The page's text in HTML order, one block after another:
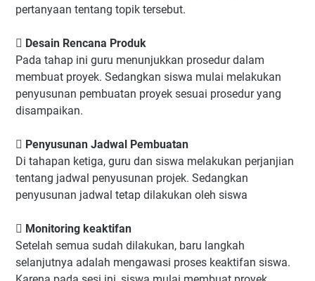
pertanyaan tentang topik tersebut.
 Desain Rencana Produk
Pada tahap ini guru menunjukkan prosedur dalam
membuat proyek. Sedangkan siswa mulai melakukan
penyusunan pembuatan proyek sesuai prosedur yang
disampaikan.
 Penyusunan Jadwal Pembuatan
Di tahapan ketiga, guru dan siswa melakukan perjanjian
tentang jadwal penyusunan projek. Sedangkan
penyusunan jadwal tetap dilakukan oleh siswa
 Monitoring keaktifan
Setelah semua sudah dilakukan, baru langkah
selanjutnya adalah mengawasi proses keaktifan siswa.